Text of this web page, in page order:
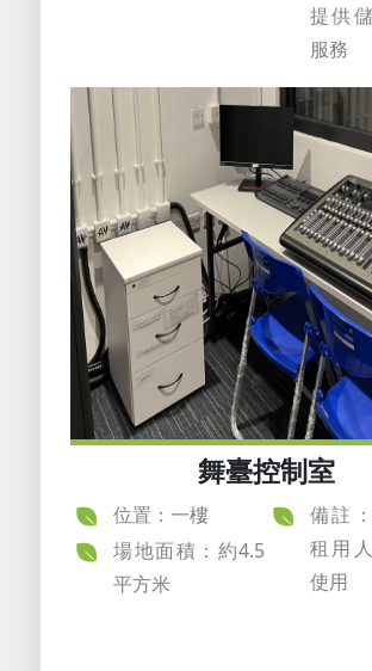
提供
服務
舞臺控制室
位置：一樓
場地面積：約4.5
平方米
備註
租用
使用